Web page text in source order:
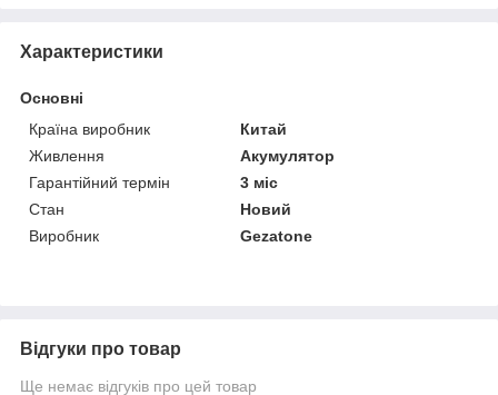
Характеристики
Основні
Країна виробник
Китай
Живлення
Акумулятор
Гарантійний термін
3 міс
Стан
Новий
Виробник
Gezatone
Відгуки про товар
Ще немає відгуків про цей товар